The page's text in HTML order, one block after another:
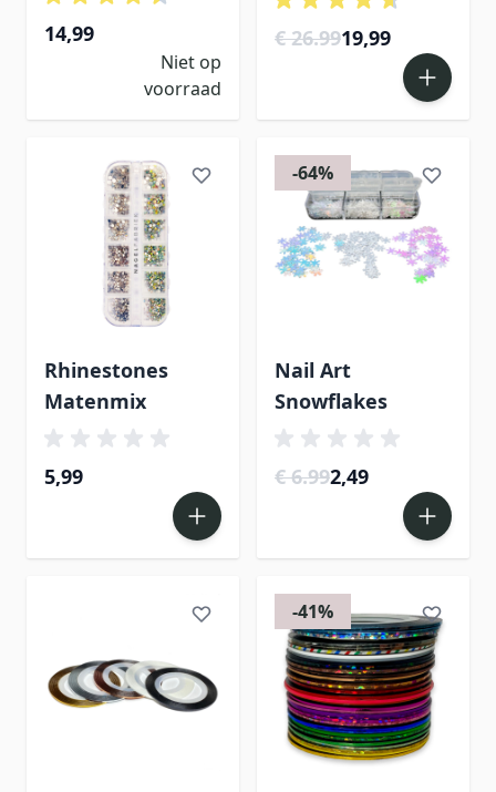
14,99
Niet op
voorraad
€ 26.9919,99
Rhinestones
Matenmix
5,99
-64%
Nail Art
Snowflakes
€ 6.992,49
-41%